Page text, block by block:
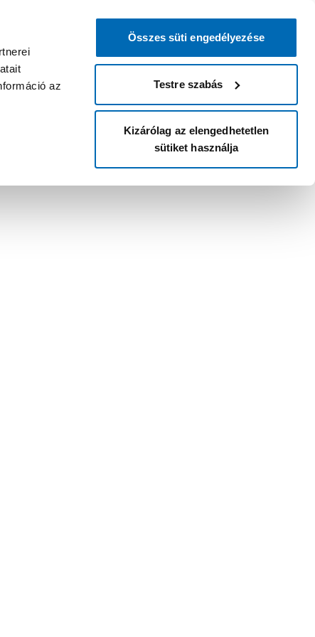
az
Összes süti engedélyezése
Testre szabás
Kizárólag az elengedhetetlen
sütiket használja